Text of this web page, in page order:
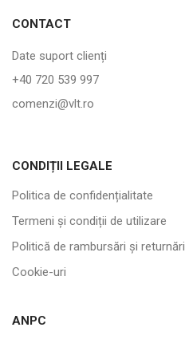
CONTACT
Date suport clienți
+40 720 539 997
comenzi@vlt.ro
CONDIȚII LEGALE
Politica de confidențialitate
Termeni și condiții de utilizare
Politică de rambursări și returnări
Cookie-uri
ANPC